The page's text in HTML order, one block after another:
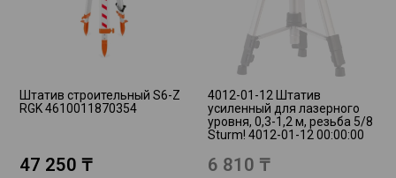
Штатив строительный S6-Z
RGK 4610011870354
47 250 ₸
4012-01-12 Штатив
усиленный для лазерного
уровня, 0,3-1,2 м, резьба 5/8
Sturm! 4012-01-12 00:00:00
6 810 ₸